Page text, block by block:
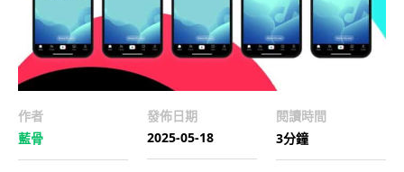
作者
藍骨
發佈日期
2025-05-18
閱讀時間
3分鐘